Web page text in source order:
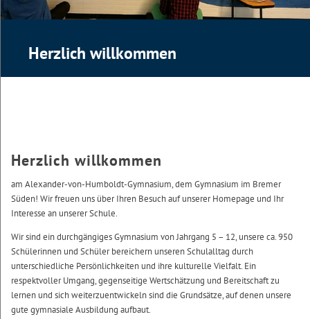
Herzlich willkommen
Herzlich willkommen
am Alexander-von-Humboldt-Gymnasium, dem Gymnasium im Bremer
Süden! Wir freuen uns über Ihren Besuch auf unserer Homepage und Ihr
Interesse an unserer Schule.
Wir sind ein durchgängiges Gymnasium von Jahrgang 5 – 12, unsere ca. 950
Schülerinnen und Schüler bereichern unseren Schulalltag durch
unterschiedliche Persönlichkeiten und ihre kulturelle Vielfalt. Ein
respektvoller Umgang, gegenseitige Wertschätzung und Bereitschaft zu
lernen und sich weiterzuentwickeln sind die Grundsätze, auf denen unsere
gute gymnasiale Ausbildung aufbaut.